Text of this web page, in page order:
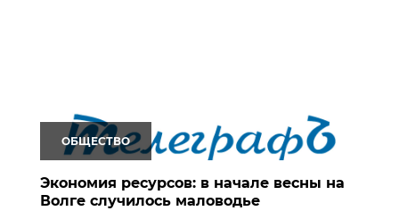
ОБЩЕСТВО
Экономия ресурсов: в начале весны на
Волге случилось маловодье